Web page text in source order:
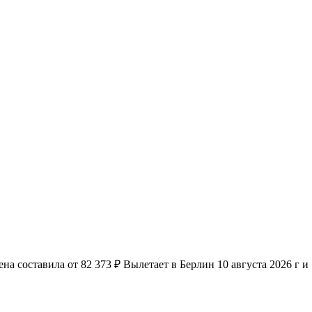
составила от 82 373 ₽ Вылетает в Берлин 10 августа 2026 г и